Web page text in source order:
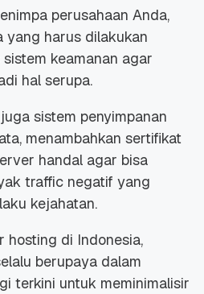
perusahaan Anda,
yang harus dilakukan
sistem keamanan agar
hal serupa.
sistem penyimpanan
menambahkan sertifikat
handal agar bisa
traffic negatif yang
kejahatan.
hosting di Indonesia,
berupaya dalam
terkini untuk meminimalisir